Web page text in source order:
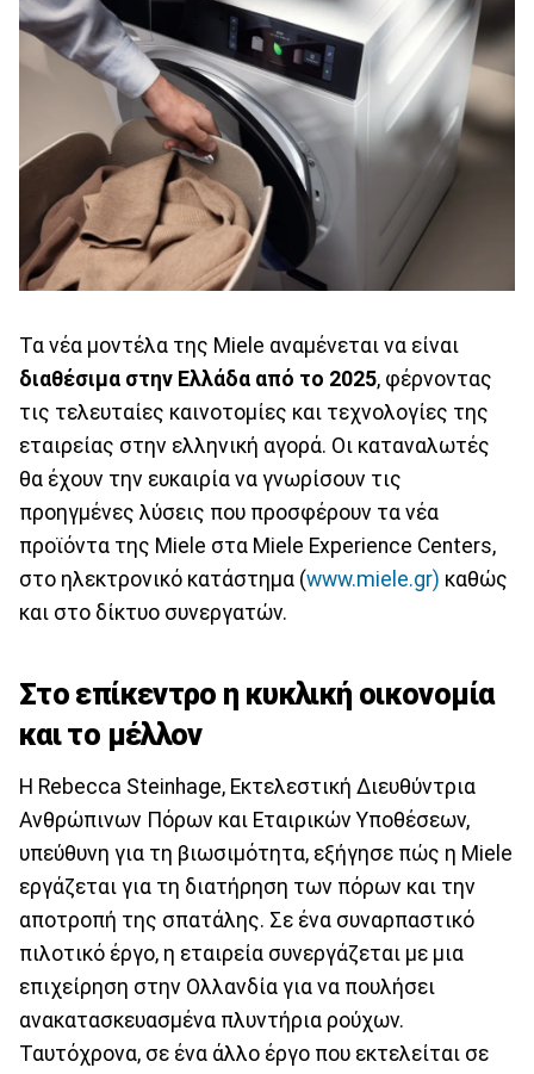
Τα νέα μοντέλα της Miele αναμένεται να είναι
διαθέσιμα στην Ελλάδα από το 2025, φέρνοντας
τις τελευταίες καινοτομίες και τεχνολογίες της
εταιρείας στην ελληνική αγορά. Οι καταναλωτές
θα έχουν την ευκαιρία να γνωρίσουν τις
προηγμένες λύσεις που προσφέρουν τα νέα
προϊόντα της Miele στα Miele Experience Centers,
στο ηλεκτρονικό κατάστημα (www.miele.gr) καθώς
και στο δίκτυο συνεργατών.
Στο επίκεντρο η κυκλική οικονομία
και το μέλλον
Η Rebecca Steinhage, Εκτελεστική Διευθύντρια
Ανθρώπινων Πόρων και Εταιρικών Υποθέσεων,
υπεύθυνη για τη βιωσιμότητα, εξήγησε πώς η Miele
εργάζεται για τη διατήρηση των πόρων και την
αποτροπή της σπατάλης. Σε ένα συναρπαστικό
πιλοτικό έργο, η εταιρεία συνεργάζεται με μια
επιχείρηση στην Ολλανδία για να πουλήσει
ανακατασκευασμένα πλυντήρια ρούχων.
Ταυτόχρονα, σε ένα άλλο έργο που εκτελείται σε